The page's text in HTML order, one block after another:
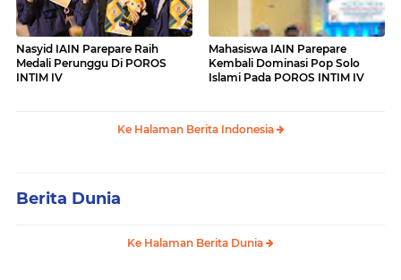
Nasyid IAIN Parepare Raih
Medali Perunggu Di POROS
INTIM IV
Mahasiswa IAIN Parepare
Kembali Dominasi Pop Solo
Islami Pada POROS INTIM IV
Ke Halaman Berita Indonesia
Berita Dunia
Ke Halaman Berita Dunia